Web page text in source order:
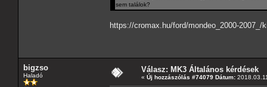
sem találok?
https://cromax.hu/ford/mondeo_2000-
bigzso
Haladó
Válasz: MK3 Általános kérdések
« Új hozzászólás #74079 Dátum: